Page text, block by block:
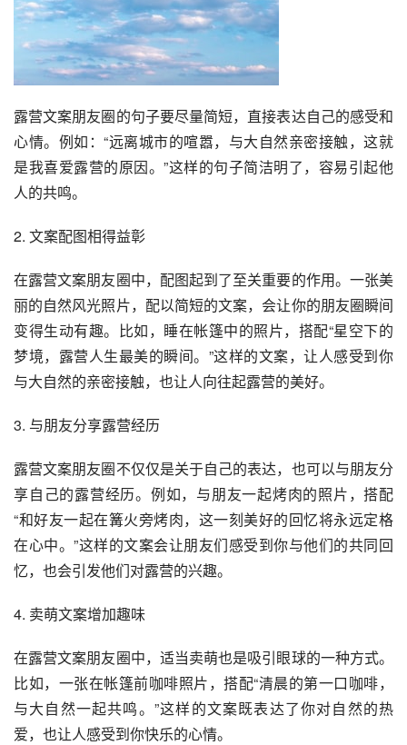
露营文案朋友圈的句子要尽量简短，直接表达自己的感受和
心情。例如：“远离城市的喧嚣，与大自然亲密接触，这就
是我喜爱露营的原因。”这样的句子简洁明了，容易引起他
人的共鸣。
2. 文案配图相得益彰
在露营文案朋友圈中，配图起到了至关重要的作用。一张美
丽的自然风光照片，配以简短的文案，会让你的朋友圈瞬间
变得生动有趣。比如，睡在帐篷中的照片，搭配“星空下的
梦境，露营人生最美的瞬间。”这样的文案，让人感受到你
与大自然的亲密接触，也让人向往起露营的美好。
3. 与朋友分享露营经历
露营文案朋友圈不仅仅是关于自己的表达，也可以与朋友分
享自己的露营经历。例如，与朋友一起烤肉的照片，搭配
“和好友一起在篝火旁烤肉，这一刻美好的回忆将永远定格
在心中。”这样的文案会让朋友们感受到你与他们的共同回
忆，也会引发他们对露营的兴趣。
4. 卖萌文案增加趣味
在露营文案朋友圈中，适当卖萌也是吸引眼球的一种方式。
比如，一张在帐篷前咖啡照片，搭配“清晨的第一口咖啡，
与大自然一起共鸣。”这样的文案既表达了你对自然的热
爱，也让人感受到你快乐的心情。